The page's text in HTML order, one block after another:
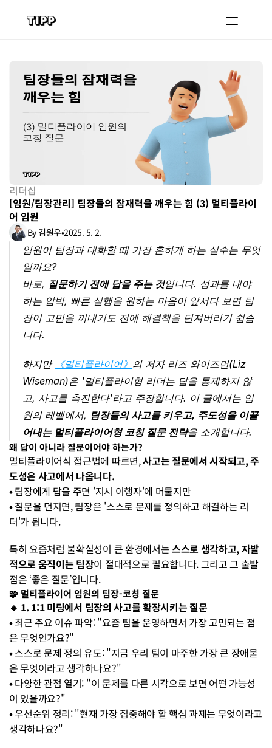
로그인
도입 문의
리더십
[임원/팀장관리] 팀장들의 잠재력을 깨우는 힘 (3) 멀티플라이
어 임원
By 김원우•2025. 5. 2.
임원이 팀장과 대화할 때 가장 흔하게 하는 실수는 무엇
일까요?
바로, 질문하기 전에 답을 주는 것입니다. 성과를 내야
하는 압박, 빠른 실행을 원하는 마음이 앞서다 보면 팀
장이 고민을 꺼내기도 전에 해결책을 던져버리기 쉽습
니다.
하지만 《멀티플라이어》 의 저자 리즈 와이즈먼(Liz
Wiseman)은 '멀티플라이형 리더는 답을 통제하지 않
고, 사고를 촉진한다'라고 주장합니다. 이 글에서는 임
원의 레벨에서, 팀장들의 사고를 키우고, 주도성을 이끌
어내는 멀티플라이어형 코칭 질문 전략을 소개합니다.
왜 답이 아니라 질문이어야 하는가?
멀티플라이어식 접근법에 따르면, 사고는 질문에서 시작되고, 주
도성은 사고에서 나옵니다.
• 팀장에게 답을 주면 '지시 이행자'에 머물지만
• 질문을 던지면, 팀장은 '스스로 문제를 정의하고 해결하는 리
더'가 됩니다.
특히 요즘처럼 불확실성이 큰 환경에서는 스스로 생각하고, 자발
적으로 움직이는 팀장이 절대적으로 필요합니다. 그리고 그 출발
점은 ‘좋은 질문’입니다.
🧩 멀티플라이어 임원의 팀장-코칭 질문
🔹 1. 1:1 미팅에서 팀장의 사고를 확장시키는 질문
• 최근 주요 이슈 파악: "요즘 팀을 운영하면서 가장 고민되는 점
은 무엇인가요?"
• 스스로 문제 정의 유도: "지금 우리 팀이 마주한 가장 큰 장애물
은 무엇이라고 생각하나요?"
• 다양한 관점 열기: "이 문제를 다른 시각으로 보면 어떤 가능성
이 있을까요?"
• 우선순위 정리: "현재 가장 집중해야 할 핵심 과제는 무엇이라고
생각하나요?"